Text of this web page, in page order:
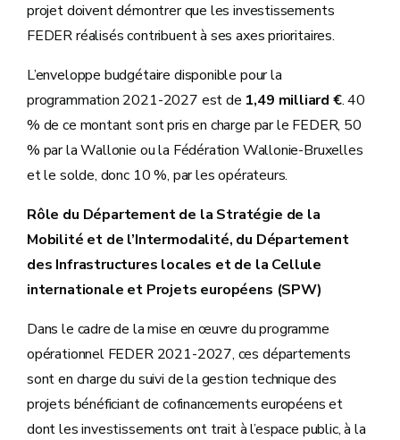
projet doivent démontrer que les investissements
FEDER réalisés contribuent à ses axes prioritaires.
L’enveloppe budgétaire disponible pour la
programmation 2021-2027 est de 1,49 milliard €. 40
% de ce montant sont pris en charge par le FEDER, 50
% par la Wallonie ou la Fédération Wallonie-Bruxelles
et le solde, donc 10 %, par les opérateurs.
Rôle du Département de la Stratégie de la
Mobilité et de l’Intermodalité, du Département
des Infrastructures locales et de la Cellule
internationale et Projets européens (SPW)
Dans le cadre de la mise en œuvre du programme
opérationnel FEDER 2021-2027, ces départements
sont en charge du suivi de la gestion technique des
projets bénéficiant de cofinancements européens et
dont les investissements ont trait à l’espace public, à la